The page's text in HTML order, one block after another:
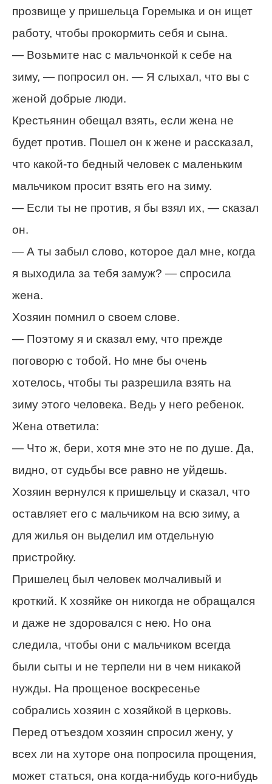
прозвище у пришельца Горемыка и он ищет
работу, чтобы прокормить себя и сына.
— Возьмите нас с мальчонкой к себе на
зиму, — попросил он. — Я слыхал, что вы с
женой добрые люди.
Крестьянин обещал взять, если жена не
будет против. Пошел он к жене и рассказал,
что какой-то бедный человек с маленьким
мальчиком просит взять его на зиму.
— Если ты не против, я бы взял их, — сказал
он.
— А ты забыл слово, которое дал мне, когда
я выходила за тебя замуж? — спросила
жена.
Хозяин помнил о своем слове.
— Поэтому я и сказал ему, что прежде
поговорю с тобой. Но мне бы очень
хотелось, чтобы ты разрешила взять на
зиму этого человека. Ведь у него ребенок.
Жена ответила:
— Что ж, бери, хотя мне это не по душе. Да,
видно, от судьбы все равно не уйдешь.
Хозяин вернулся к пришельцу и сказал, что
оставляет его с мальчиком на всю зиму, а
для жилья он выделил им отдельную
пристройку.
Пришелец был человек молчаливый и
кроткий. К хозяйке он никогда не обращался
и даже не здоровался с нею. Но она
следила, чтобы они с мальчиком всегда
были сыты и не терпели ни в чем никакой
нужды. На прощеное воскресенье
собрались хозяин с хозяйкой в церковь.
Перед отъездом хозяин спросил жену, у
всех ли на хуторе она попросила прощения,
может статься, она когда-нибудь кого-нибудь